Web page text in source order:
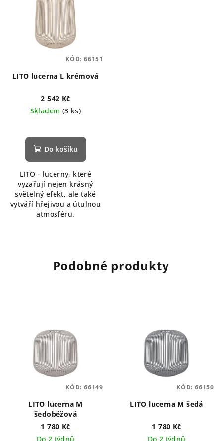
LITO lucerna L krémová
2 542 Kč
Skladem (3 ks)
hodnocení
produktu
z
5
hvězdiček.
Do košíku
LITO - lucerny, které
vyzařují nejen krásný
světelný efekt, ale také
vytváří hřejivou a útulnou
atmosféru.
KÓD: 66151
Podobné produkty
LITO lucerna M
šedobéžová
1 780 Kč
Do 2 týdnů
KÓD: 66149
LITO lucerna M šedá
1 780 Kč
Do 2 týdnů
KÓD: 66150